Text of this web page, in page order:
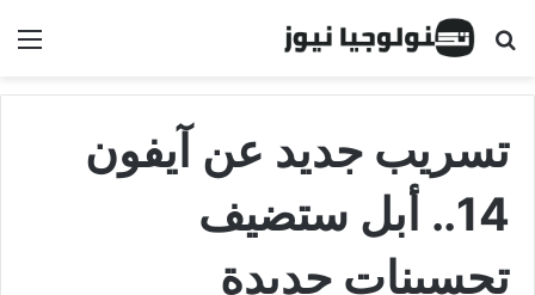
البحث عن
تسريب جديد عن آيفون
14.. أبل ستضيف
تحسينات جديدة